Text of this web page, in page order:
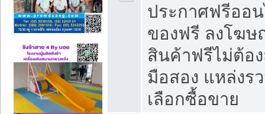
ประกาศฟรีออ
ของฟรี ลงโฆ
สินค้าฟรีไม่ต้อ
มือสอง แหล่งร
เลือกซื้อขาย